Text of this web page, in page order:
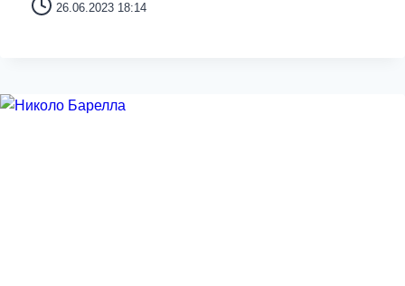
26.06.2023 18:14